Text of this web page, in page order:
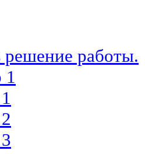
решение работы.
1